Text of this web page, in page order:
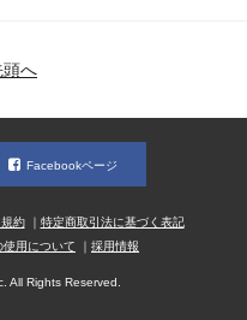
頭へ
Facebookページ
約
特定商取引法に基づく表記
用について 採用情報
All Rights Reserved.